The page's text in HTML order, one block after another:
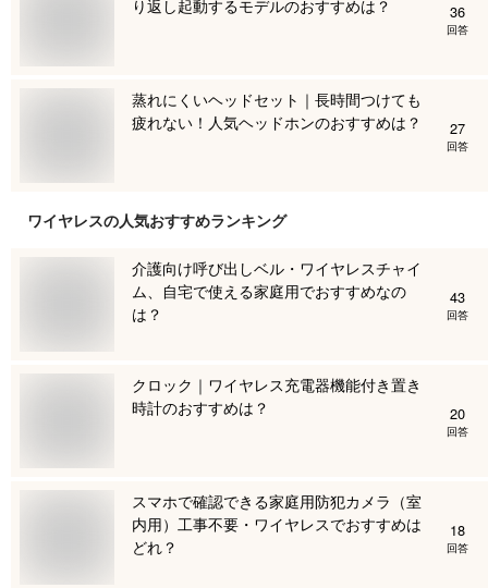
り返し起動するモデルのおすすめは？
36
回答
蒸れにくいヘッドセット｜長時間つけても
疲れない！人気ヘッドホンのおすすめは？
27
回答
ワイヤレスの人気おすすめランキング
介護向け呼び出しベル・ワイヤレスチャイ
ム、自宅で使える家庭用でおすすめなの
は？
43
回答
クロック｜ワイヤレス充電器機能付き置き
時計のおすすめは？
20
回答
スマホで確認できる家庭用防犯カメラ（室
内用）工事不要・ワイヤレスでおすすめは
どれ？
18
回答